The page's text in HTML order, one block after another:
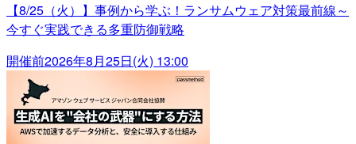
【8/25（火）】事例から学ぶ！ランサムウェア対策最前線～
今すぐ実践できる多重防御戦略
開催前2026年8月25日(火) 13:00